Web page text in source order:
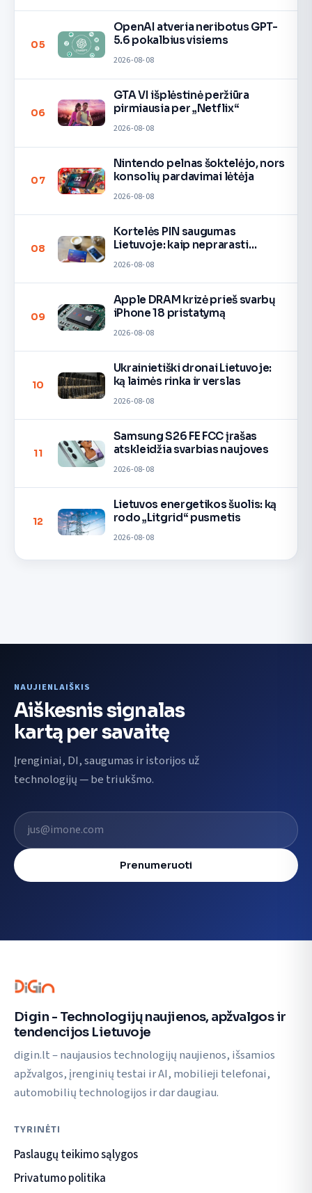
05
OpenAI atveria neribotus GPT-
5.6 pokalbius visiems
2026-08-08
06
GTA VI išplėstinė peržiūra
pirmiausia per „Netflix“
2026-08-08
07
Nintendo pelnas šoktelėjo, nors
konsolių pardavimai lėtėja
2026-08-08
08
Kortelės PIN saugumas
Lietuvoje: kaip neprarasti
2026-08-08
09
Apple DRAM krizė prieš svarbų
iPhone 18 pristatymą
2026-08-08
10
Ukrainietiški dronai Lietuvoje:
ką laimės rinka ir verslas
2026-08-08
11
Samsung S26 FE FCC įrašas
atskleidžia svarbias naujoves
2026-08-08
12
Lietuvos energetikos šuolis: ką
rodo „Litgrid“ pusmetis
2026-08-08
NAUJIENLAIŠKIS
Aiškesnis signalas
kartą per savaitę
Įrenginiai, DI, saugumas ir istorijos už
technologijų — be triukšmo.
El. pašto adresas
Prenumeruoti
Digin - Technologijų naujienos, apžvalgos ir
tendencijos Lietuvoje
digin.lt – naujausios technologijų naujienos, išsamios
apžvalgos, įrenginių testai ir AI, mobilieji telefonai,
automobilių technologijos ir dar daugiau.
TYRINĖTI
Paslaugų teikimo sąlygos
Privatumo politika